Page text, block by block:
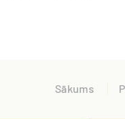
Sākums